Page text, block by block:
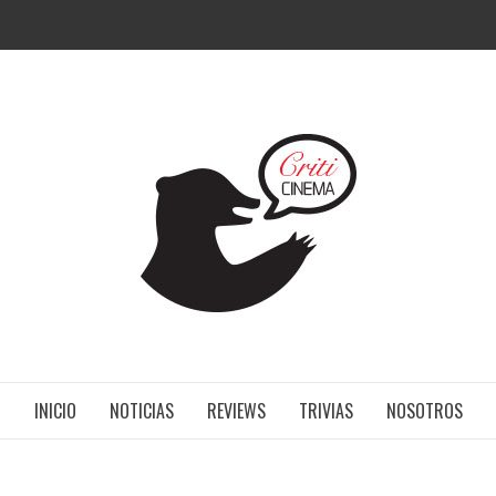
INICIO NOTICIAS REVIEWS TRIVIAS NOSOTROS